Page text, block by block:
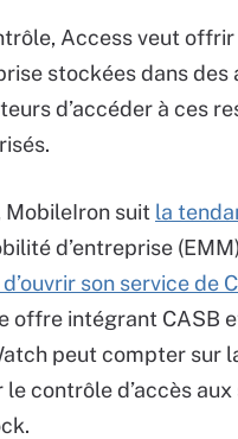
Access veut
stockées dans
d’accéder à ces
MobileIron suit la
d’entreprise
son service de
offre intégrant CASB
peut compter
contrôle d’accès